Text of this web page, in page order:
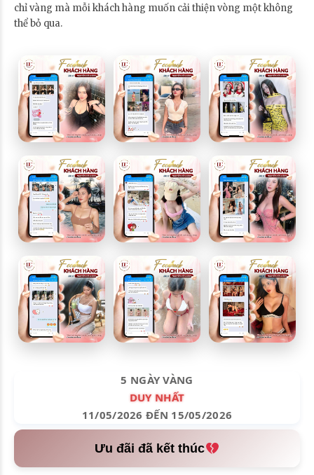
chỉ vàng mà mỗi khách hàng muốn cải thiện vòng một không
thể bỏ qua.
5 NGÀY VÀNG
DUY NHẤT
11/05/2026 ĐẾN 15/05/2026
Ưu đãi đã kết thúc